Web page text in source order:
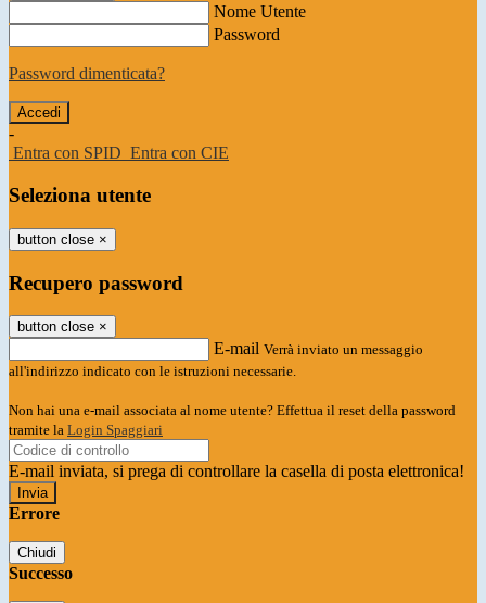
Nome Utente
Password
Password dimenticata?
-
Entra con SPID Entra con CIE
Seleziona utente
button close ×
Recupero password
button close ×
E-mail Verrà inviato un messaggio
all'indirizzo indicato con le istruzioni necessarie.
Non hai una e-mail associata al nome utente? Effettua il reset della password
tramite la Login Spaggiari
E-mail inviata, si prega di controllare la casella di posta elettronica!
Errore
Chiudi
Successo